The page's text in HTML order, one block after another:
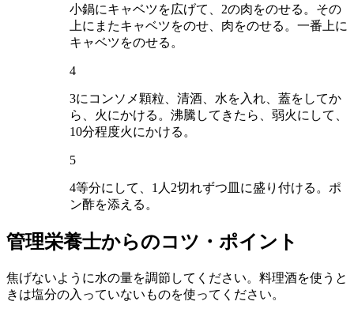
小鍋にキャベツを広げて、2の肉をのせる。その
上にまたキャベツをのせ、肉をのせる。一番上に
キャベツをのせる。
4
3にコンソメ顆粒、清酒、水を入れ、蓋をしてか
ら、火にかける。沸騰してきたら、弱火にして、
10分程度火にかける。
5
4等分にして、1人2切れずつ皿に盛り付ける。ポ
ン酢を添える。
管理栄養士からのコツ・ポイント
焦げないように水の量を調節してください。料理酒を使うと
きは塩分の入っていないものを使ってください。